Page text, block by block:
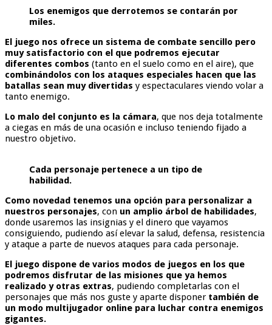
Los enemigos que derrotemos se contarán por
miles.
El juego nos ofrece un sistema de combate sencillo pero
muy satisfactorio con el que podremos ejecutar
diferentes combos (tanto en el suelo como en el aire), que
combinándolos con los ataques especiales hacen que las
batallas sean muy divertidas y espectaculares viendo volar a
tanto enemigo.
Lo malo del conjunto es la cámara, que nos deja totalmente
a ciegas en más de una ocasión e incluso teniendo fijado a
nuestro objetivo.
Cada personaje pertenece a un tipo de
habilidad.
Como novedad tenemos una opción para personalizar a
nuestros personajes, con un amplio árbol de habilidades,
donde usaremos las insignias y el dinero que vayamos
consiguiendo, pudiendo así elevar la salud, defensa, resistencia
y ataque a parte de nuevos ataques para cada personaje.
El juego dispone de varios modos de juegos en los que
podremos disfrutar de las misiones que ya hemos
realizado y otras extras, pudiendo completarlas con el
personajes que más nos guste y aparte disponer también de
un modo multijugador online para luchar contra enemigos
gigantes.